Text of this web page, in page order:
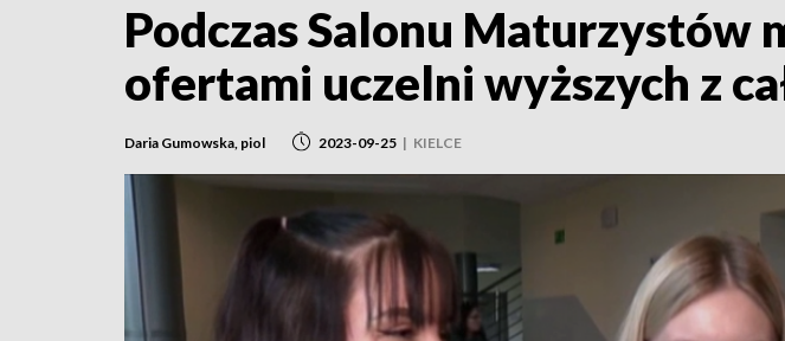
Podczas Salonu Maturzystów
ofertami uczelni wyższych z
Daria Gumowska, piol 2023-09-25 | KIELCE